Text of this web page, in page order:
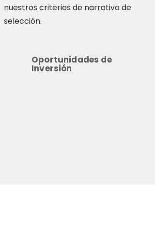
nuestros criterios de narrativa de
selección.
Oportunidades de
Inversión